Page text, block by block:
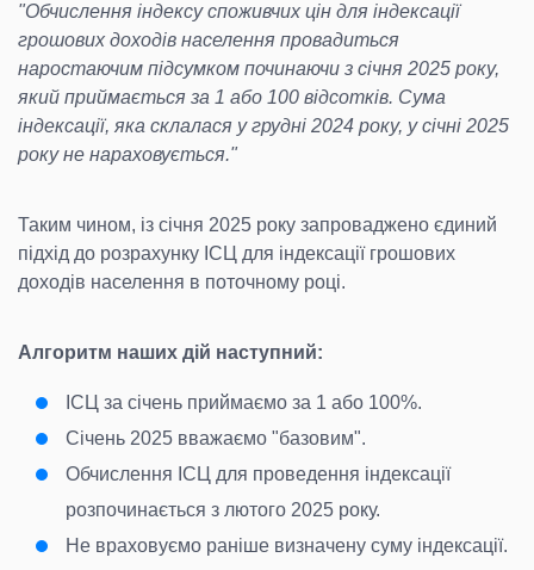
"Обчислення індексу споживчих цін для індексації
грошових доходів населення провадиться
наростаючим підсумком починаючи з січня 2025 року,
який приймається за 1 або 100 відсотків. Сума
індексації, яка склалася у грудні 2024 року, у січні 2025
року не нараховується."
Таким чином, із січня 2025 року запроваджено єдиний
підхід до розрахунку ІСЦ для індексації грошових
доходів населення в поточному році.
Алгоритм наших дій наступний:
ІСЦ за січень приймаємо за 1 або 100%.
Січень 2025 вважаємо "базовим".
Обчислення ІСЦ для проведення індексації
розпочинається з лютого 2025 року.
Не враховуємо раніше визначену суму індексації.